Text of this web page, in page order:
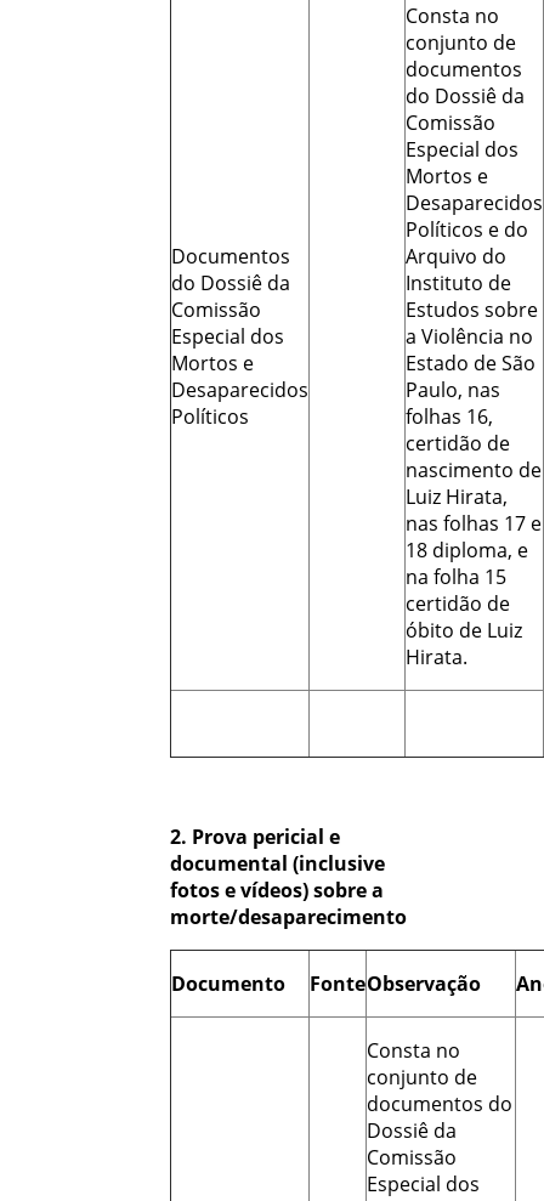
Documentos
do Dossiê da
Comissão
Especial dos
Mortos e
Desaparecidos
Políticos
Consta no
conjunto de
documentos
do Dossiê da
Comissão
Especial dos
Mortos e
Desaparecidos
Políticos e do
Arquivo do
Instituto de
Estudos sobre
a Violência no
Estado de São
Paulo, nas
folhas 16,
certidão de
nascimento de
Luiz Hirata,
nas folhas 17 e
18 diploma, e
na folha 15
certidão de
óbito de Luiz
Hirata.
2. Prova pericial e
documental (inclusive
fotos e vídeos) sobre a
morte/desaparecimento
Documento FonteObservação
Consta no
conjunto de
documentos do
Dossiê da
Comissão
Especial dos